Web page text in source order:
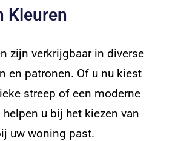
Kleuren
zijn verkrijgbaar in diverse
en patronen. Of u nu kiest
streep of een moderne
u bij het kiezen van
uw woning past.